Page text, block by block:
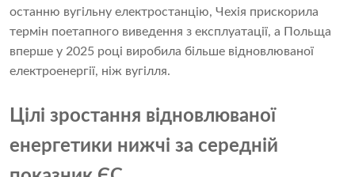
останню вугільну електростанцію, Чехія прискорила
термін поетапного виведення з експлуатації, а Польща
вперше у 2025 році виробила більше відновлюваної
електроенергії, ніж вугілля.
Цілі зростання відновлюваної
енергетики нижчі за середній